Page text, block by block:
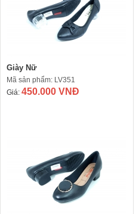
Giày Nữ
Mã sản phẩm: LV351
Giá: 450.000 VNĐ